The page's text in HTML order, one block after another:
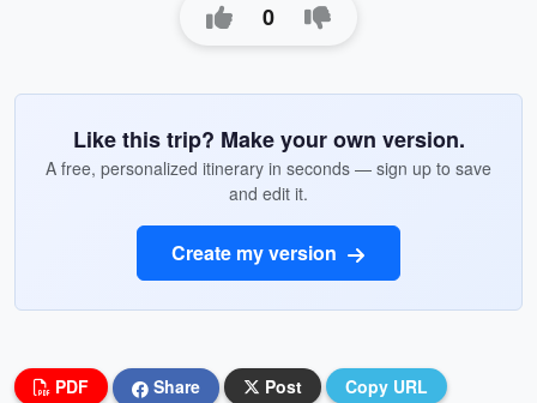
0
Like this trip? Make your own version.
A free, personalized itinerary in seconds — sign up to save
and edit it.
Create my version
PDF Share Post Copy URL